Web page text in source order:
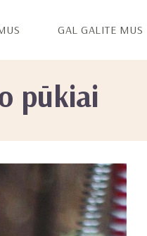
GAL GALITE MUS
pūkiai